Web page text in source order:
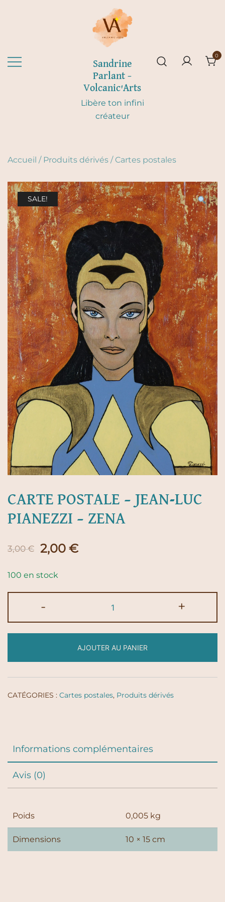
Sandrine
Parlant –
Volcanic'Arts
Libère ton infini
créateur
0
Accueil / Produits dérivés / Cartes postales
SALE!
CARTE POSTALE – JEAN-LUC
PIANEZZI – ZENA
3,00€ Le
prix
initial
était :
2,00 €Le
actuel
100 en stock
-
de
Carte
-
Jean-
Luc
Pianezzi
+
AJOUTER AU PANIER
CATÉGORIES : Cartes postales, Produits dérivés
Informations complémentaires
Avis (0)
Poids 0,005 kg
Dimensions 10 × 15 cm